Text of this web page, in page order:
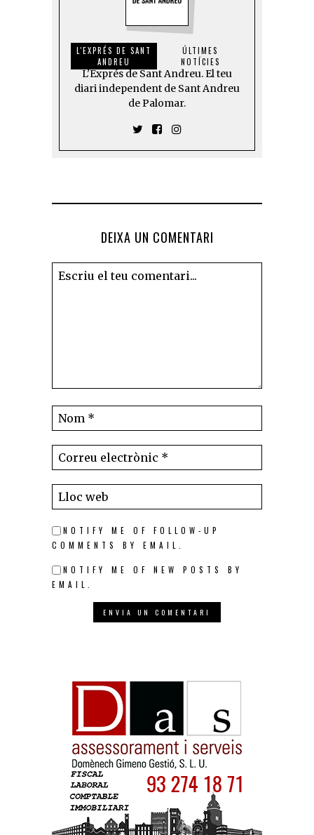
L'EXPRÉS DE SANT
ANDREU
ÚLTIMES
NOTÍCIES
L'Exprés de Sant Andreu. El teu
diari independent de Sant Andreu
de Palomar.
DEIXA UN COMENTARI
NOTIFY ME OF FOLLOW-UP
COMMENTS BY EMAIL.
NOTIFY ME OF NEW POSTS BY
EMAIL.